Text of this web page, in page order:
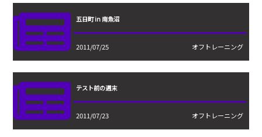
五日町 in 南魚沼
2011/07/25 オフトレーニング
テスト前の週末
2011/07/23 オフトレーニング